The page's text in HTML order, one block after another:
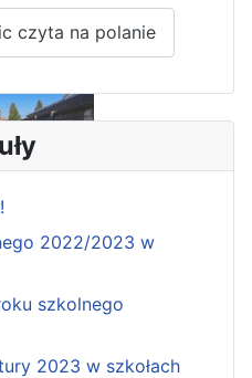
w
„Gotowi
czyta na polanie
2022/2023 w
szkolnego
2023 w szkołach